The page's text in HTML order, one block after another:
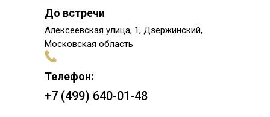
До встречи
Алексеевская улица, 1, Дзержинский,
Московская область
Телефон:
+7 (499) 640-01-48